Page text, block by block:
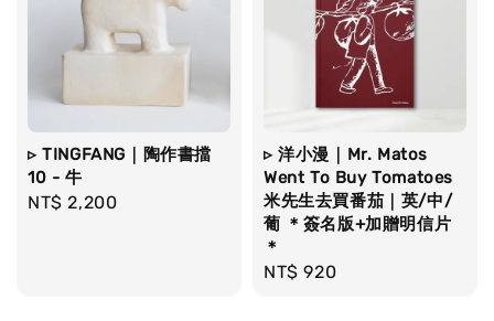
▹ TINGFANG｜陶作書擋
10 - 牛
Regular
NT$ 2,200
▹ 洋小漫｜Mr. Matos
Went To Buy Tomatoes
米先生去買番茄｜英/中/
葡 ＊簽名版+加贈明信片
＊
Regular
NT$ 920